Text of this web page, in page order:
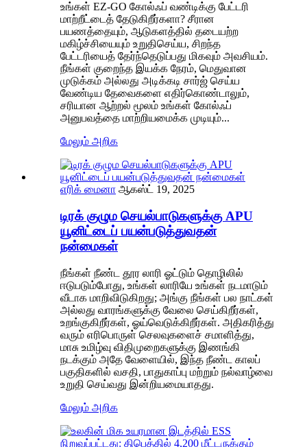
உங்கள் EZ-GO கோல்ஃப் வண்டிக்கு பேட்டரி
மாற்றீட்டைத் தேடுகிறீர்களா? சீரான
பயணத்தையும், ஆடுகளத்தில் தடையற்ற
மகிழ்ச்சியையும் உறுதிசெய்ய, சிறந்த
பேட்டரியைத் தேர்ந்தெடுப்பது மிகவும் அவசியம்.
நீங்கள் குறைந்த இயக்க நேரம், மெதுவான
முடுக்கம் அல்லது அடிக்கடி சார்ஜ் செய்ய
வேண்டிய தேவைகளை எதிர்கொண்டாலும்,
சரியான ஆற்றல் மூலம் உங்கள் கோல்ஃப்
அனுபவத்தை மாற்றியமைக்க முடியும்...
மேலும் அறிக
எரிக் மைனா ஆகஸ்ட் 19, 2025
டிரக் குழும செயல்பாடுகளுக்கு APU
யூனிட்டைப் பயன்படுத்துவதன்
நன்மைகள்
நீங்கள் நீண்ட தூர லாரி ஓட்டும் தொழிலில்
ஈடுபடும்போது, ​​உங்கள் லாரியே உங்கள் நடமாடும்
வீடாக மாறிவிடுகிறது; அங்கு நீங்கள் பல நாட்கள்
அல்லது வாரங்களுக்கு வேலை செய்கிறீர்கள்,
உறங்குகிறீர்கள், ஓய்வெடுக்கிறீர்கள். அதிகரித்து
வரும் எரிபொருள் செலவுகளைச் சமாளித்து,
மாசு உமிழ்வு விதிமுறைகளுக்கு இணங்கி
நடக்கும் அதே வேளையில், இந்த நீண்ட காலப்
பகுதிகளில் வசதி, பாதுகாப்பு மற்றும் நல்வாழ்வை
உறுதி செய்வது இன்றியமையாதது.
மேலும் அறிக